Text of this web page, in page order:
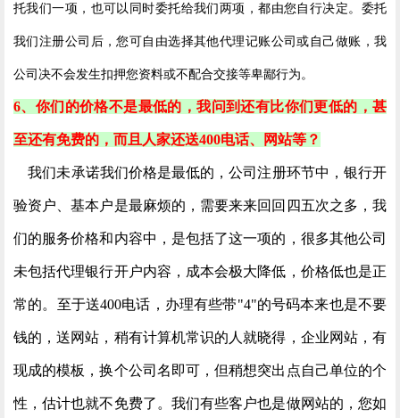
托我们一项，也可以同时委托给我们两项，都由您自行决定。委托
我们注册公司后，您可自由选择其他代理记账公司或自己做账，我
公司决不会发生扣押您资料或不配合交接等卑鄙行为。
6、你们的价格不是最低的，我问到还有比你们更低的，甚
至还有免费的，而且人家还送400电话、网站等？
我们未承诺我们价格是最低的，公司注册环节中，银行开
验资户、基本户是最麻烦的，需要来来回回四五次之多，我
们的服务价格和内容中，是包括了这一项的，很多其他公司
未包括代理银行开户内容，成本会极大降低，价格低也是正
常的。至于送400电话，办理有些带"4"的号码本来也是不要
钱的，送网站，稍有计算机常识的人就晓得，企业网站，有
现成的模板，换个公司名即可，但稍想突出点自己单位的个
性，估计也就不免费了。我们有些客户也是做网站的，您如